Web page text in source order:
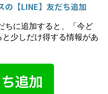
の【LINE】友だち追加
ちに追加すると、「今ど
少しだけ得する情報があ